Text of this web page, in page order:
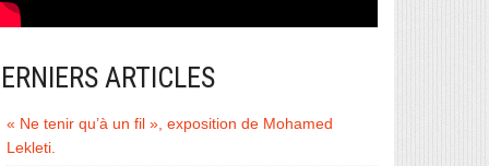
ARTICLES
« Ne tenir qu’à un fil », exposition de Mohamed
Lekleti.